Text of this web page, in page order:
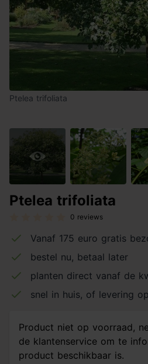
Ptelea trifoliata
Ptelea trifoliata
0 reviews
Vanaf 175 euro gratis
bestel nu, betaal later
planten direct vanaf de
snel in huis, of levering
Product niet op voorraad,
de klantenservice om te
product beschikbaar is.